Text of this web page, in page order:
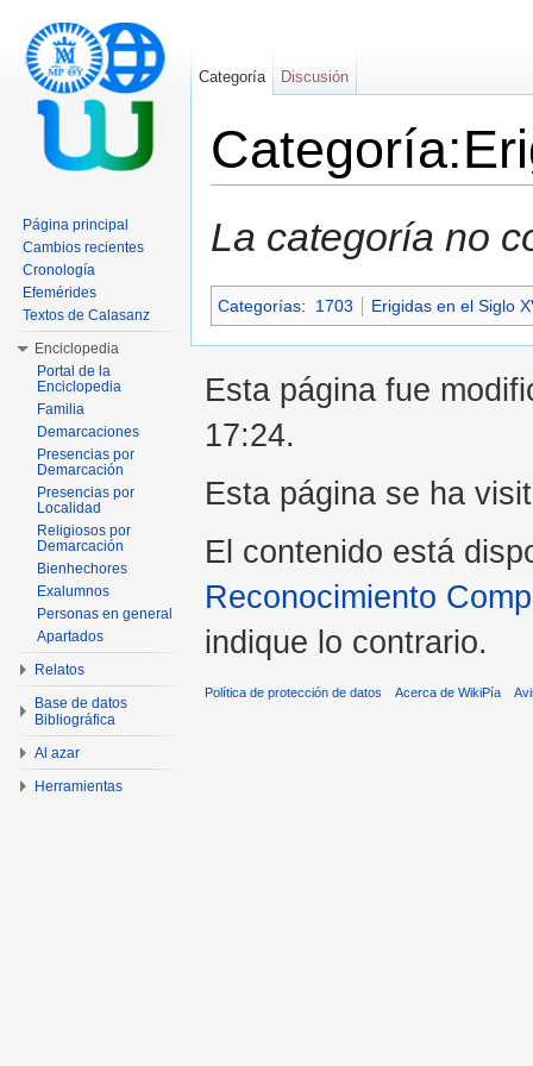
La categoría no
Categorías: 1703 Erigidas en el Siglo
Categoría Discusión
Página principal
Cambios recientes
Cronología
Efemérides
Textos de Calasanz
Enciclopedia
Portal de la
Enciclopedia
Familia
Demarcaciones
Presencias por
Demarcación
Presencias por
Localidad
Religiosos por
Demarcación
Bienhechores
Exalumnos
Personas en general
Apartados
Relatos
Base de datos
Bibliográfica
Al azar
Herramientas
Esta página fue
17:24.
Esta página se ha
El contenido está
Reconocimiento
indique lo contrario.
Política de protección de datos Acerca de WikiPía